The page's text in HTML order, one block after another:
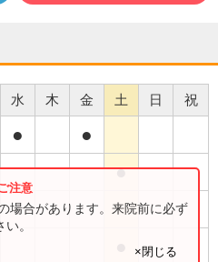
水 木 金 土 日 祝
● ●
●
●
場合があります。来院前に必ず
。
×閉じる